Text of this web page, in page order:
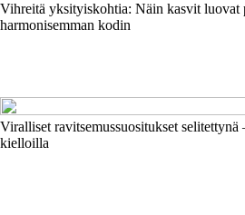
Vihreitä yksityiskohtia: Näin kasvit luovat
harmonisemman kodin
Viralliset ravitsemussuositukset selitettynä
kielloilla